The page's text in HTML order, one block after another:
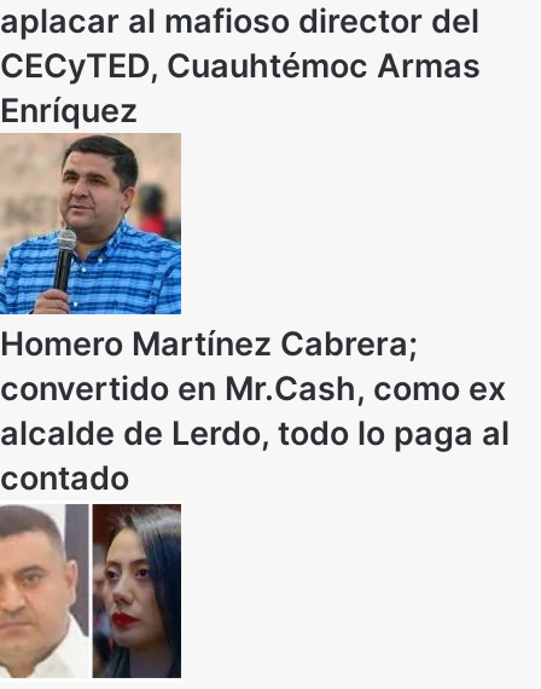
aplacar al mafioso director del
CECyTED, Cuauhtémoc Armas
Enríquez
Homero Martínez Cabrera;
convertido en Mr.Cash, como ex
alcalde de Lerdo, todo lo paga al
contado